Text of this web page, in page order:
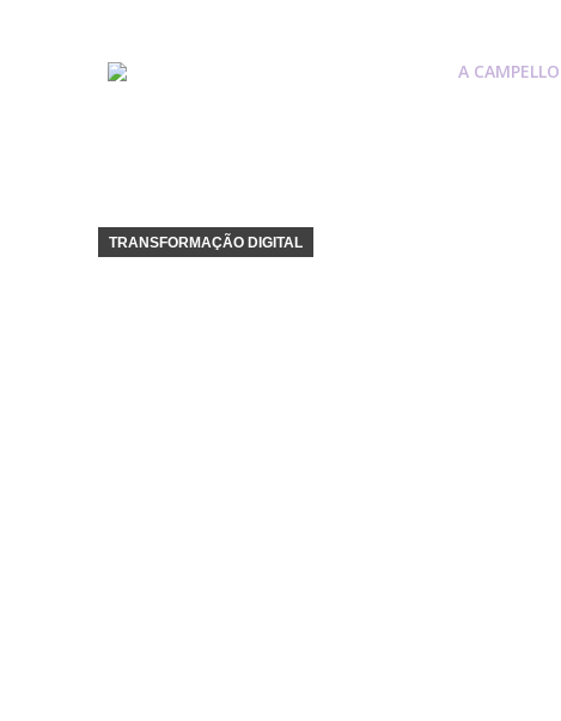
A CAMPELLO
TRANSFORMAÇÃO DIGITAL